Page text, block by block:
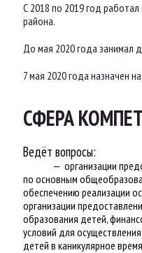
С 2018 по 2019 год
района.
До мая 2020 года занимал
7 мая 2020 года назначен
СФЕРА
Ведёт вопросы:
организации
по основным
обеспечению реализации
организации
образования детей,
условий для
детей в каникулярное